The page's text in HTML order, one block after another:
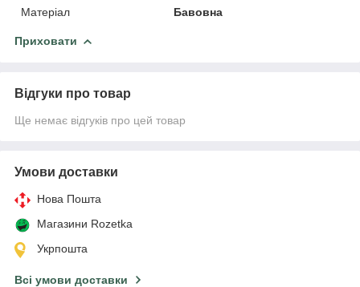
Матеріал
Бавовна
Приховати
Відгуки про товар
Ще немає відгуків про цей товар
Умови доставки
Нова Пошта
Магазини Rozetka
Укрпошта
Всі умови доставки